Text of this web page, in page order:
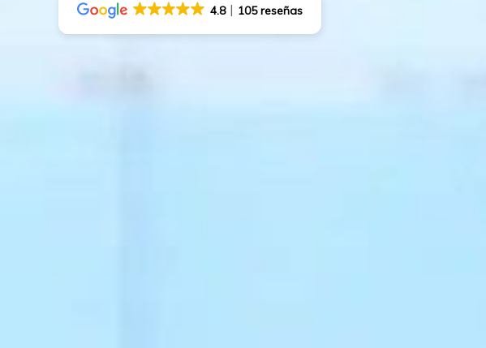
4.8 105 reseñas